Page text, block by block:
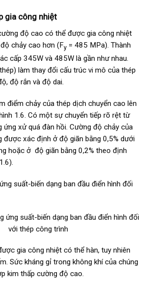
gia công nhiệt
độ cao có thể được gia công nhiệt
chảy cao hơn (Fy = 485 MPa). Thành
cấp 345W và 485W là gần như nhau.
làm thay đổi cấu trúc vi mô của thép
độ rắn và độ dai.
điểm chảy của thép dịch chuyển cao lên
1.6. Có một sự chuyển tiếp rõ rệt từ
ứng xử quá đàn hồi. Cường độ chảy của
được xác định ở độ giãn bằng 0,5% dưới
hoặc ở độ giãn bằng 0,2% theo định
ứng suất-biến dạng ban đầu điển hình đối
với thép công trình
gia công nhiệt có thể hàn, tuy nhiên
Sức kháng gỉ trong không khí của chúng
kim thấp cường độ cao.